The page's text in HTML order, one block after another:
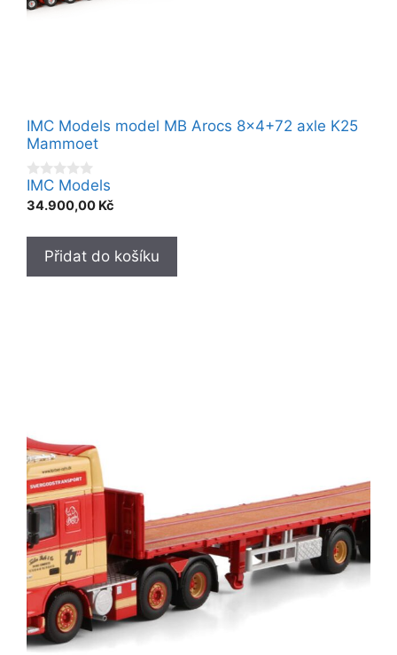
IMC Models model MB Arocs 8×4+72 axle K25
Mammoet
0
o
u
o
IMC Models
34.900,00 Kč
Přidat do košíku